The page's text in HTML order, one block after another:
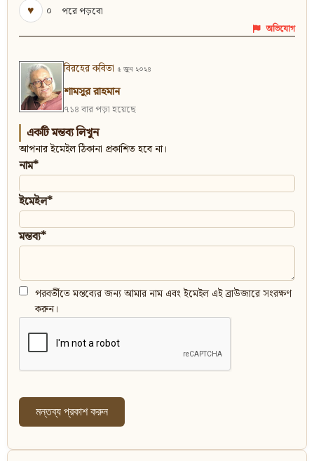
♥
০ পরে পড়বো
অভিযোগ
বিরহের কবিতা ৫ জুন ২০২৪
শামসুর রাহমান
৭১৪ বার পড়া হয়েছে
একটি মন্তব্য লিখুন
আপনার ইমেইল ঠিকানা প্রকাশিত হবে না।
নাম*
ইমেইল*
মন্তব্য*
পরবর্তীতে মন্তব্যের জন্য আমার নাম এবং ইমেইল এই ব্রাউজারে সংরক্ষণ
করুন।